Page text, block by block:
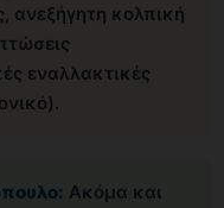
ανεξήγητη κολπική
εναλλακτικές
Ακόμα και